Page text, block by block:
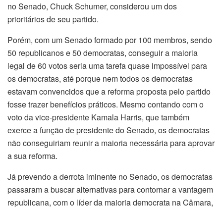
no Senado, Chuck Schumer, considerou um dos
prioritários de seu partido.
Porém, com um Senado formado por 100 membros, sendo
50 republicanos e 50 democratas, conseguir a maioria
legal de 60 votos seria uma tarefa quase impossível para
os democratas, até porque nem todos os democratas
estavam convencidos que a reforma proposta pelo partido
fosse trazer benefícios práticos. Mesmo contando com o
voto da vice-presidente Kamala Harris, que também
exerce a função de presidente do Senado, os democratas
não conseguiriam reunir a maioria necessária para aprovar
a sua reforma.
Já prevendo a derrota iminente no Senado, os democratas
passaram a buscar alternativas para contornar a vantagem
republicana, com o líder da maioria democrata na Câmara,